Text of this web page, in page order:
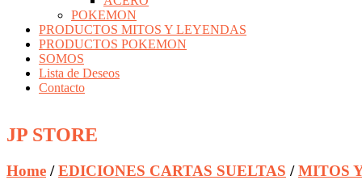
POKEMON
PRODUCTOS MITOS Y LEYENDAS
PRODUCTOS POKEMON
SOMOS
Lista de Deseos
Contacto
JP STORE
Home /EDICIONES CARTAS SUELTAS /MITOS